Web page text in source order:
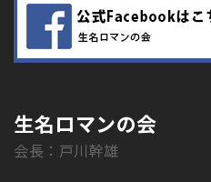
生名ロマンの会
会長：戸川幹雄